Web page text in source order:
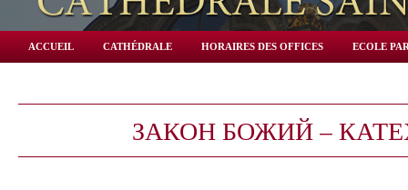
ACCUEIL CATHÉDRALE HORAIRES DES OFFICES ECOLE
ЗАКОН БОЖИЙ –